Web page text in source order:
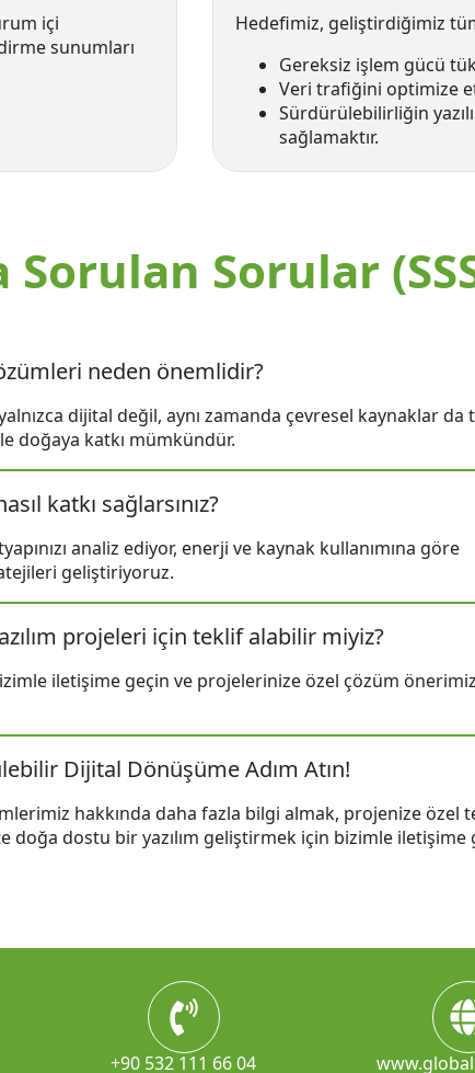
içi
sunumları
Hedefimiz, geliştirdiğimiz
Gereksiz işlem gücü
Veri trafiğini optimize
Sürdürülebilirliğin
sağlamaktır.
Sorulan Sorular
neden önemlidir?
dijital değil, aynı zamanda çevresel kaynaklar da
doğaya katkı mümkündür.
katkı sağlarsınız?
analiz ediyor, enerji ve kaynak kullanımına göre
geliştiriyoruz.
projeleri için teklif alabilir miyiz?
iletişime geçin ve projelerinize özel çözüm
Dijital Dönüşüme Adım Atın!
hakkında daha fazla bilgi almak, projenize özel
doğa dostu bir yazılım geliştirmek için bizimle iletişime
+90 532 111 66 04